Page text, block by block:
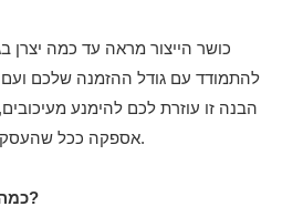
כושר הייצור מראה עד כמה יצרן
להתמודד עם גודל ההזמנה שלכם
הבנה זו עוזרת לכם להימנע
אספקה ​​ככל שהעסק שלכם מתפתח לאורך זמן.
כמה הם יכולים לייצר עכשיו?